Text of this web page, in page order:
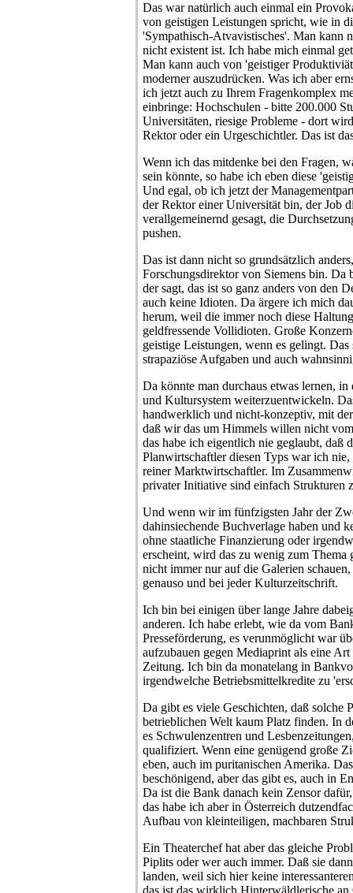
Das war natürlich auch einmal ein
von geistigen Leistungen spricht, wie in
'Sympathisch-Atvavistisches'. Man kann
nicht existent ist. Ich habe mich einmal
Man kann auch von 'geistiger
moderner auszudrücken. Was ich aber
ich jetzt auch zu Ihrem Fragenkomplex
einbringe: Hochschulen - bitte 200.000
Universitäten, riesige Probleme - dort
Rektor oder ein Urgeschichtler. Das ist
Wenn ich das mitdenke bei den Fragen,
sein könnte, so habe ich eben diese
Und egal, ob ich jetzt der
der Rektor einer Universität bin, der Job
verallgemeinernd gesagt, die
pushen.
Das ist dann nicht so grundsätzlich
Forschungsdirektor von Siemens bin.
der sagt, das ist so ganz anders von den
auch keine Idioten. Da ärgere ich mich
herum, weil die immer noch diese
geldfressende Vollidioten. Große
geistige Leistungen, wenn es gelingt.
strapaziöse Aufgaben und auch
Da könnte man durchaus etwas lernen,
und Kultursystem weiterzuentwickeln.
handwerklich und nicht-konzeptiv, mit
daß wir das um Himmels willen nicht
das habe ich eigentlich nie geglaubt, daß
Planwirtschaftler diesen Typs war ich
reiner Marktwirtschaftler. Im
privater Initiative sind einfach Strukturen
Und wenn wir im fünfzigsten Jahr der
dahinsiechende Buchverlage haben und
ohne staatliche Finanzierung oder
erscheint, wird das zu wenig zum Thema
nicht immer nur auf die Galerien
genauso und bei jeder Kulturzeitschrift.
Ich bin bei einigen über lange Jahre
anderen. Ich habe erlebt, wie da vom
Presseförderung, es verunmöglicht war
aufzubauen gegen Mediaprint als eine
Zeitung. Ich bin da monatelang in
irgendwelche Betriebsmittelkredite zu
Da gibt es viele Geschichten, daß solche
betrieblichen Welt kaum Platz finden. In
es Schwulenzentren und
qualifiziert. Wenn eine genügend große
eben, auch im puritanischen Amerika.
beschönigend, aber das gibt es, auch in
Da ist die Bank danach kein Zensor
das habe ich aber in Österreich
Aufbau von kleinteiligen, machbaren
Ein Theaterchef hat aber das gleiche
Piplits oder wer auch immer. Daß sie
landen, weil sich hier keine
das ist das wirklich Hinterwäldlerische an